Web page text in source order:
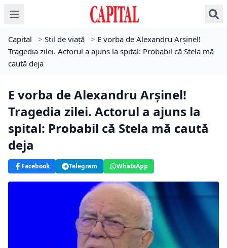
Capital > Stil de viață > E vorba de Alexandru Arșinel!
Tragedia zilei. Actorul a ajuns la spital: Probabil că Stela mă
caută deja
E vorba de Alexandru Arșinel!
Tragedia zilei. Actorul a ajuns la
spital: Probabil că Stela mă caută
deja
Facebook Telegram WhatsApp